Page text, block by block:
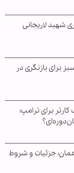
شهید لاریجانی
برای بازنگری در
برای ترامپ؛
عمان؛ جزئیات و شروط